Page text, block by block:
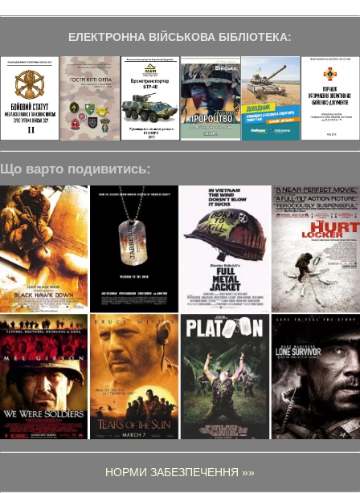
ЕЛЕКТРОННА ВІЙСЬКОВА БІБЛІОТЕКА:
Що варто подивитись:
НОРМИ ЗАБЕЗПЕЧЕННЯ »»